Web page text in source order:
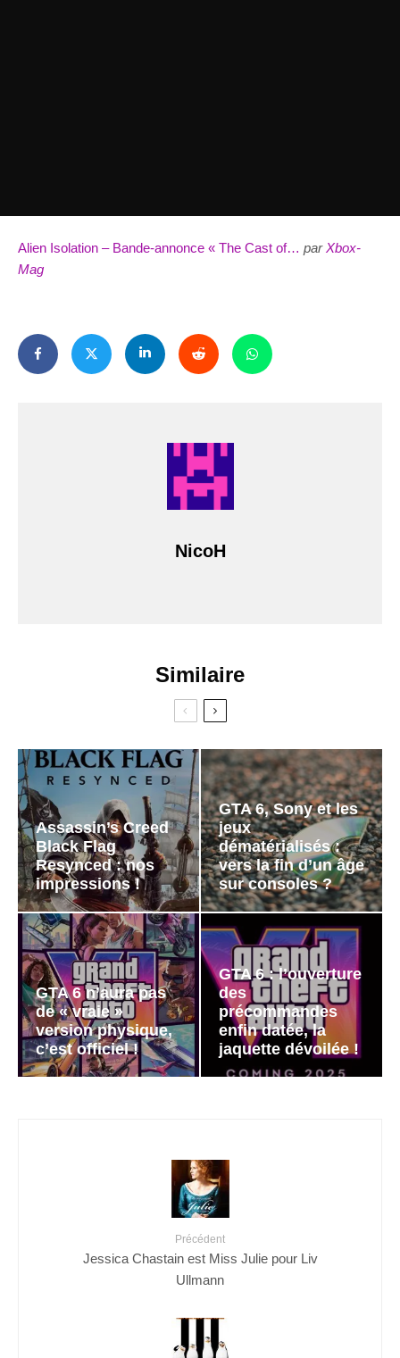
Alien Isolation – Bande-annonce « The Cast of… parXbox-
Mag
NicoH
Similaire
Assassin’s Creed
Black Flag
Resynced : nos
impressions !
GTA 6, Sony et les
jeux
dématérialisés :
vers la fin d’un âge
sur consoles ?
GTA 6 n’aura pas
de « vraie »
version physique,
c’est officiel !
GTA 6 : l’ouverture
des
précommandes
enfin datée, la
jaquette dévoilée !
Précédent
Jessica Chastain est Miss Julie pour Liv
Ullmann